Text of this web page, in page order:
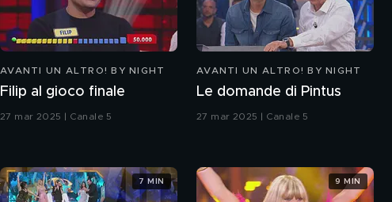
AVANTI UN ALTRO! BY NIGHT
Filip al gioco finale
27 mar 2025 | Canale 5
AVANTI UN ALTRO! BY NIGHT
Le domande di Pintus
27 mar 2025 | Canale 5
7 MIN 9 MIN